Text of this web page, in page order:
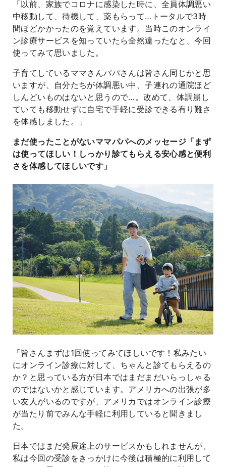
「以前、家族でコロナに感染した時に、全員体調悪い
中移動して、待機して、薬もらって…トータルで3時
間ほどかかったのを覚えています。当時このオンライ
ン診療サービスを知っていたら全然違ったなと、今回
使ってみて思いました。
子育てしているママさんパパさんは皆さん同じかと思
いますが、自分たちが体調悪い中、子連れの通院ほど
しんどいものはないと思うので…。改めて、体調崩し
ていても移動せずに自宅で手軽に受診できる有り難さ
を体感しました。」
まだ使ったことがないママパパへのメッセージ「まず
は使ってほしい！しっかり診てもらえる安心感と便利
さを体感してほしいです」
「皆さんまずは1回使ってみてほしいです！私みたい
にオンライン診療に対して、ちゃんと診てもらえるの
か？と思っている方が日本ではまだまだいらっしゃる
のではないかと感じています。アメリカへの出張が多
い友人がいるのですが、アメリカではオンライン診療
が当たり前でみんな手軽に利用していると聞きまし
た。
日本ではまだ発展途上のサービスかもしれませんが、
私は今回の受診をきっかけに今後は積極的に利用して